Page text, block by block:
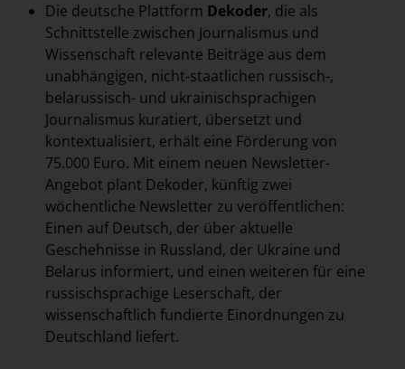
Die deutsche Plattform Dekoder, die als
Schnittstelle zwischen Journalismus und
Wissenschaft relevante Beiträge aus dem
unabhängigen, nicht-staatlichen russisch-,
belarussisch- und ukrainischsprachigen
Journalismus kuratiert, übersetzt und
kontextualisiert, erhält eine Förderung von
75.000 Euro. Mit einem neuen Newsletter-
Angebot plant Dekoder, künftig zwei
wöchentliche Newsletter zu veröffentlichen:
Einen auf Deutsch, der über aktuelle
Geschehnisse in Russland, der Ukraine und
Belarus informiert, und einen weiteren für eine
russischsprachige Leserschaft, der
wissenschaftlich fundierte Einordnungen zu
Deutschland liefert.